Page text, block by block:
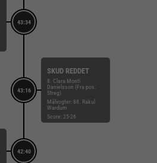
43:34
43:16
SKUD REDDET
8. Clara Monti
Danielsson (Fra pos.
Streg)
Målvogter: 88. Rakul
Wardum
Score: 25-26
42:40